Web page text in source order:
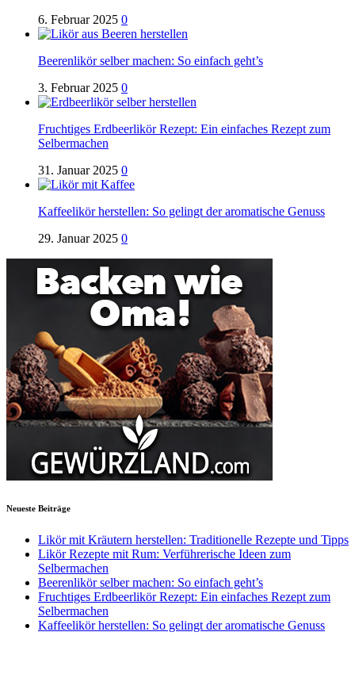
6. Februar 2025 0
Beerenlikör selber machen: So einfach geht’s
3. Februar 2025 0
Fruchtiges Erdbeerlikör Rezept: Ein einfaches Rezept zum
Selbermachen
31. Januar 2025 0
Kaffeelikör herstellen: So gelingt der aromatische Genuss
29. Januar 2025 0
Neueste Beiträge
Likör mit Kräutern herstellen: Traditionelle Rezepte und Tipps
Likör Rezepte mit Rum: Verführerische Ideen zum
Selbermachen
Beerenlikör selber machen: So einfach geht’s
Fruchtiges Erdbeerlikör Rezept: Ein einfaches Rezept zum
Selbermachen
Kaffeelikör herstellen: So gelingt der aromatische Genuss